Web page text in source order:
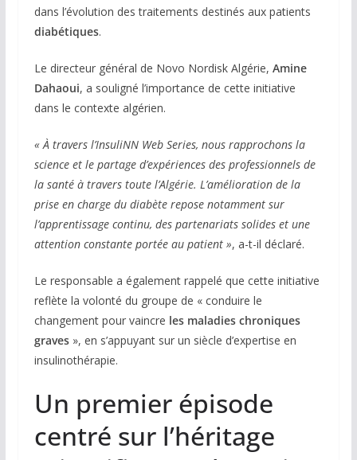
dans l’évolution des traitements destinés aux patients
diabétiques.
Le directeur général de Novo Nordisk Algérie, Amine
Dahaoui, a souligné l’importance de cette initiative
dans le contexte algérien.
« À travers l’InsuliNN Web Series, nous rapprochons la
science et le partage d’expériences des professionnels de
la santé à travers toute l’Algérie. L’amélioration de la
prise en charge du diabète repose notamment sur
l’apprentissage continu, des partenariats solides et une
attention constante portée au patient », a-t-il déclaré.
Le responsable a également rappelé que cette initiative
reflète la volonté du groupe de « conduire le
changement pour vaincre les maladies chroniques
graves», en s’appuyant sur un siècle d’expertise en
insulinothérapie.
Un premier épisode
centré sur l’héritage